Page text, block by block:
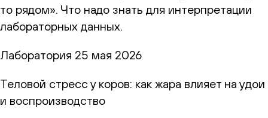
то рядом». Что надо знать для интерпретации
лабораторных данных.
Лаборатория 25 мая 2026
Теловой стресс у коров: как жара влияет на удои
и воспроизводство